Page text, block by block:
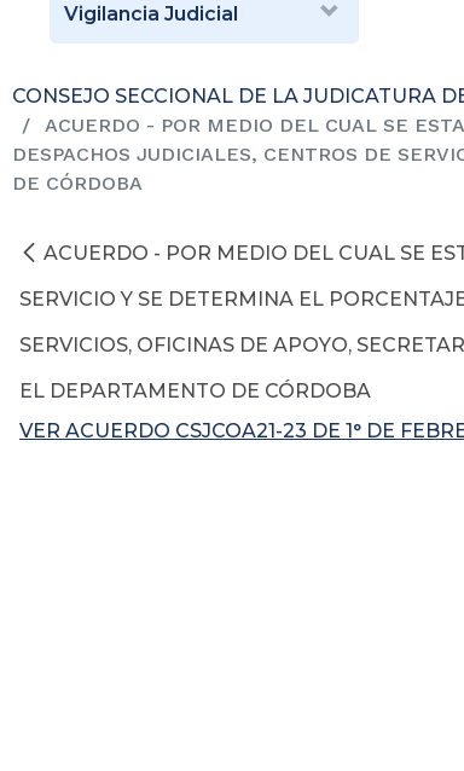
Vigilancia Judicial
CONSEJO SECCIONAL DE LA JUDICATURA
ACUERDO - POR MEDIO DEL CUAL SE
DESPACHOS JUDICIALES, CENTROS DE
DE CÓRDOBA
ACUERDO - POR MEDIO DEL CUAL SE
SERVICIO Y SE DETERMINA EL
SERVICIOS, OFICINAS DE APOYO,
EL DEPARTAMENTO DE CÓRDOBA
VER ACUERDO CSJCOA21-23 DE 1° DE